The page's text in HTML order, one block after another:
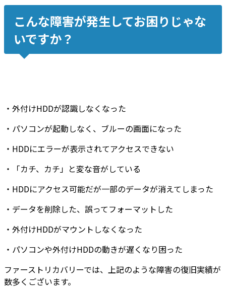
こんな障害が発生してお困りじゃな
いですか？
・ 外付けHDDが認識しなくなった
・ パソコンが起動しなく 、 ブルーの画面になった
・ HDDにエラーが表示されてアクセスできない
・
「カチ、カチ」と変な音がしている
・ HDDにアクセス可能だが一部のデータが消えてしまった
・ データを削除した、 誤ってフォーマットした
・ 外付けHDDがマウントしなくなった
・ パソコンや外付けHDDの動きが遅くなり困った
ファーストリカバリーでは、上記のような障害の復旧実績が
数多くございます。